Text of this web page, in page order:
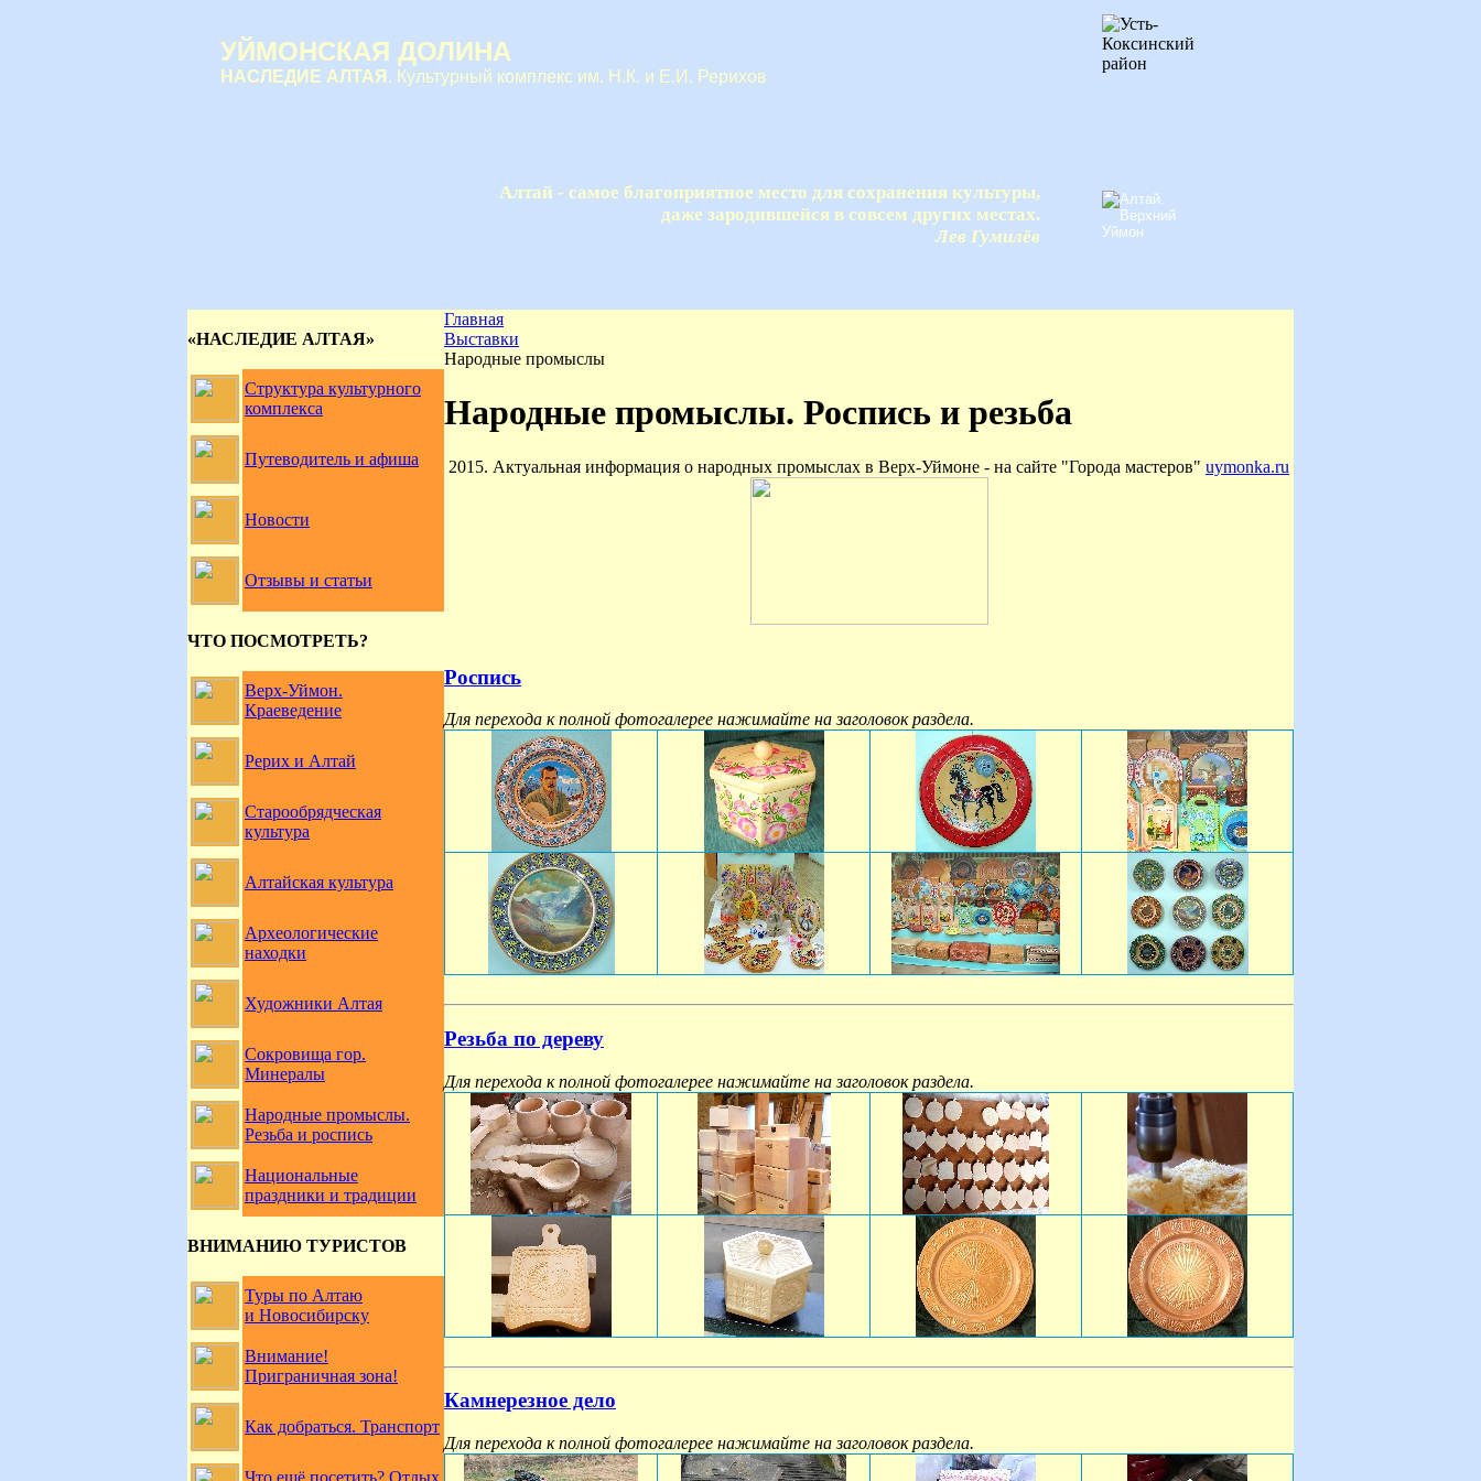
УЙМОНСКАЯ ДОЛИНА
НАСЛЕДИЕ АЛТАЯ . Культурный комплекс им. Н.К. и Е.И. Рерихов
Алтай - самое благоприятное место для сохранения культуры,
даже зародившейся в совсем других местах.
Лев Гумилёв
«НАСЛЕДИЕ АЛТАЯ»
Структура культурного
комплекса
Путеводитель и афиша
Новости
Отзывы и статьи
ЧТО ПОСМОТРЕТЬ?
Верх-Уймон.
Краеведение
Рерих и Алтай
Старообрядческая
культура
Алтайская культура
Археологические
находки
Художники Алтая
Сокровища гор.
Минералы
Народные промыслы.
Резьба и роспись
Национальные
праздники и традиции
ВНИМАНИЮ ТУРИСТОВ
Туры по Алтаю
и Новосибирску
Внимание!
Приграничная зона!
Как добраться. Транспорт
Что ещё посетить? Отдых
Главная
Выставки
Народные промыслы
Народные промыслы. Роспись и резьба
2015. Актуальная информация о народных промыслах в Верх-Уймоне - на сайте "Города мастеров" uymonka.ru
Роспись
Для перехода к полной фотогалерее нажимайте на заголовок раздела.
Резьба по дереву
Для перехода к полной фотогалерее нажимайте на заголовок раздела.
Камнерезное дело
Для перехода к полной фотогалерее нажимайте на заголовок раздела.